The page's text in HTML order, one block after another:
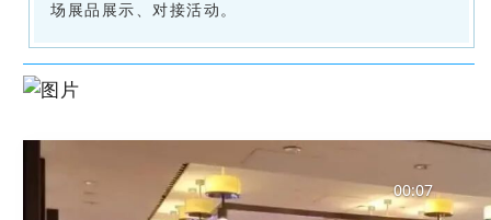
场展品展示、对接活动。
00:07